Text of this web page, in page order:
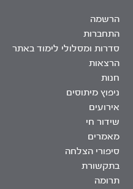
הרשמה
התחברות
סדרות ומסלולי לימוד באתר
הרצאות
חנות
ניפוץ מיתוסים
אירועים
שידור חי
מאמרים
סיפורי הצלחה
בתקשורת
תרומה